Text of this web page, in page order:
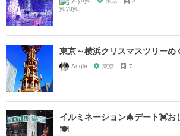
東京～横浜クリスマスツリーめ
Angie 東京 7
イルミネーション🎄デート💓お
🍽